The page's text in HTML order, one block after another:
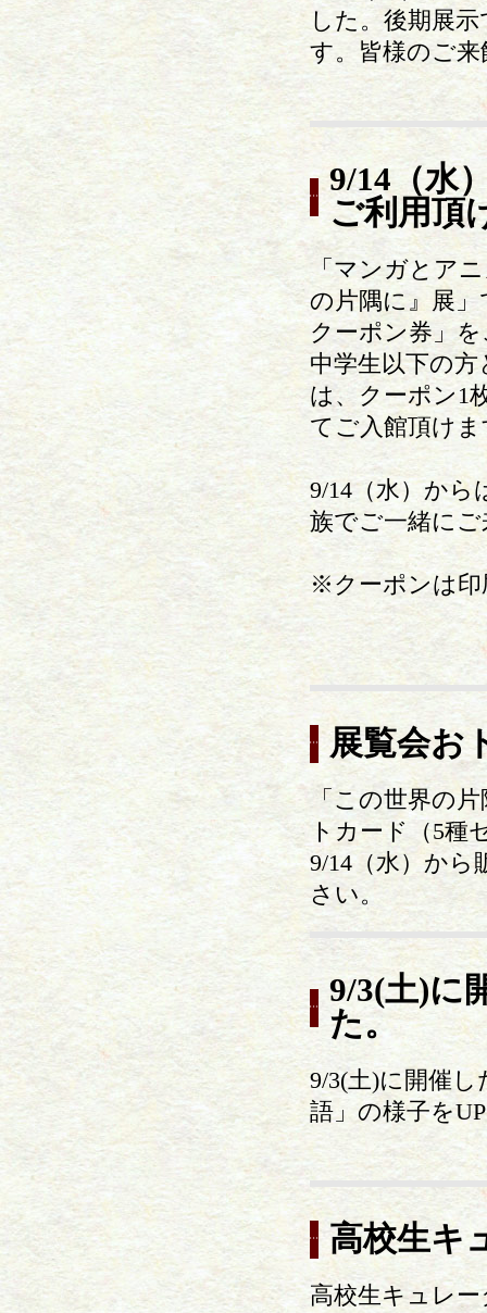
した。後期展
す。皆様のご
9/14（水
ご利用頂
「マンガとア
の片隅に』展
クーポン券」
中学生以下の
は、クーポン1
てご入館頂け
9/14（水）か
族でご一緒に
※クーポンは印
展覧会お
「この世界の
トカード（5種
9/14（水）か
さい。
9/3(土)に
た。
9/3(土)に開催
語」の様子を
高校生キ
高校生キュレ